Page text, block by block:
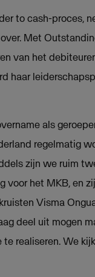
to cash-proces,
over. Met
van het
haar
als
regelmatig
zijn we ruim
voor het MKB, en
Visma
deel uit mogen
realiseren. We